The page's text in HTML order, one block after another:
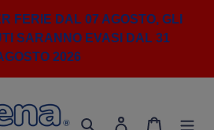
FERIE DAL 07 AGOSTO, GLI
SARANNO EVASI DAL 31
2026
Cerca Accedi Carrello